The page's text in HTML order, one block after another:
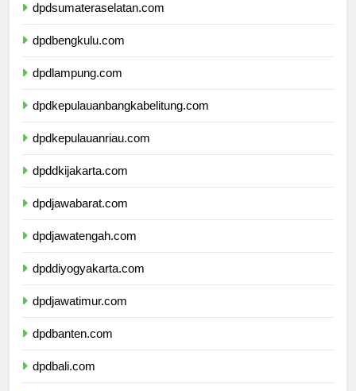
dpdsumateraselatan.com
dpdbengkulu.com
dpdlampung.com
dpdkepulauanbangkabelitung.com
dpdkepulauanriau.com
dpddkijakarta.com
dpdjawabarat.com
dpdjawatengah.com
dpddiyogyakarta.com
dpdjawatimur.com
dpdbanten.com
dpdbali.com